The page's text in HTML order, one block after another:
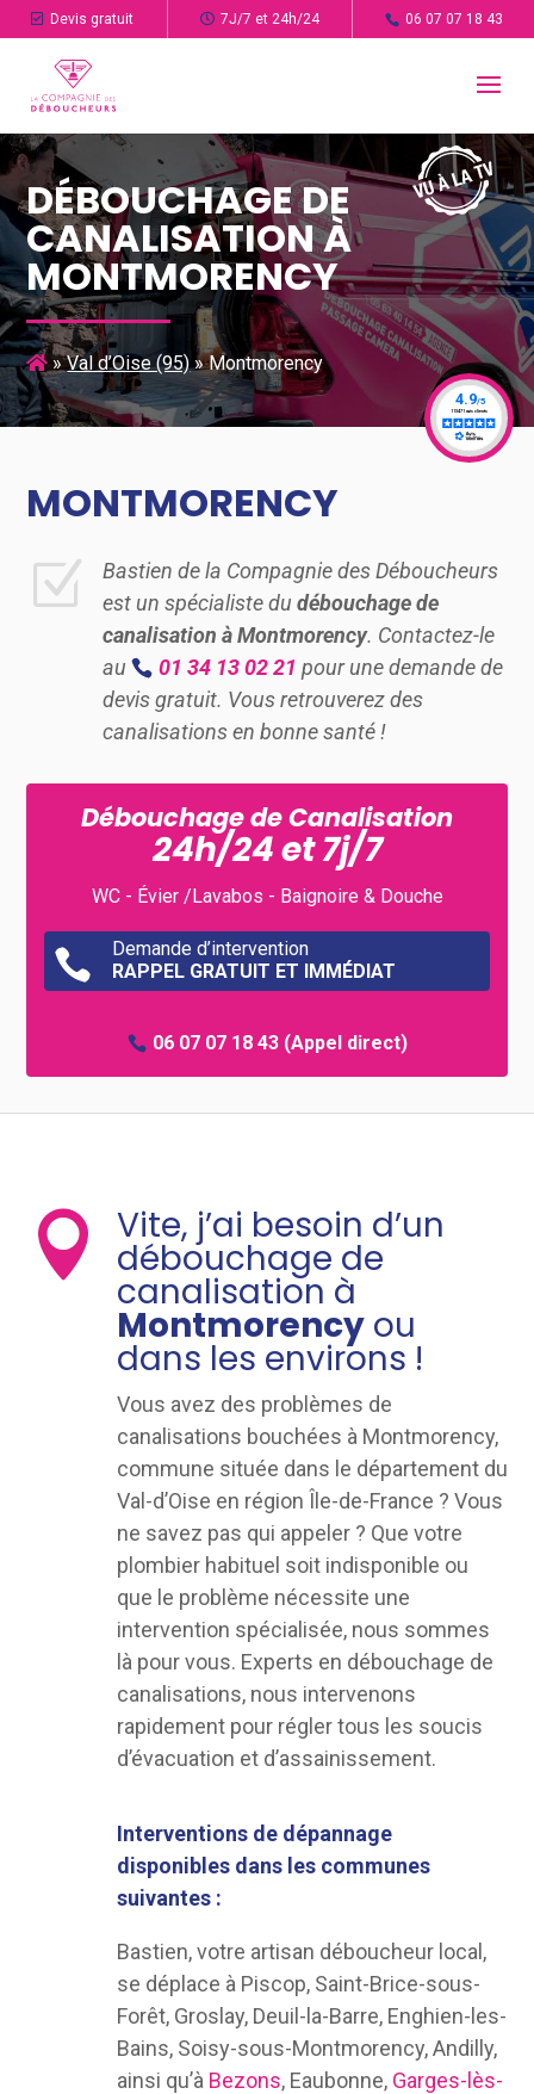
Devis gratuit 7J/7 et 24h/24 06 07 07 18 43
DÉBOUCHAGE DE
CANALISATION À
MONTMORENCY
»Val d’Oise (95)»Montmorency
MONTMORENCY
Z
Bastien de la Compagnie des Déboucheurs
est un spécialiste du débouchage de
canalisation à Montmorency. Contactez-le
au
01 34 13 02 21 pour une demande de
devis gratuit. Vous retrouverez des
canalisations en bonne santé !
Débouchage de Canalisation
24h/24 et 7j/7
WC - Évier /Lavabos - Baignoire & Douche

Demande d’intervention
RAPPEL GRATUIT ET IMMÉDIAT
06 07 07 18 43(Appel direct)
 Vite, j’ai besoin d’un
débouchage de
canalisation à
Montmorencyou
dans les environs !
Vous avez des problèmes de
canalisations bouchées à Montmorency,
commune située dans le département du
Val-d’Oise en région Île-de-France ? Vous
ne savez pas qui appeler ? Que votre
plombier habituel soit indisponible ou
que le problème nécessite une
intervention spécialisée, nous sommes
là pour vous. Experts en débouchage de
canalisations, nous intervenons
rapidement pour régler tous les soucis
d’évacuation et d’assainissement.
Interventions de dépannage
disponibles dans les communes
suivantes :
Bastien, votre artisan déboucheur local,
se déplace à Piscop, Saint-Brice-sous-
Forêt, Groslay, Deuil-la-Barre, Enghien-les-
Bains, Soisy-sous-Montmorency, Andilly,
ainsi qu’à Bezons, Eaubonne, Garges-lès-